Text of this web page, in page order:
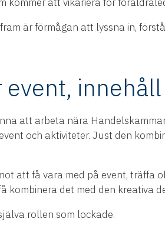
är förmågan att lyssna in,
event,
att arbeta nära
och aktiviteter. Just den
att få vara med på event, träffa
kombinera det med den kreativa
rollen som lockade.